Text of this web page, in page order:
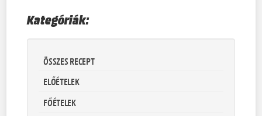
Kategóriák:
ÖSSZES RECEPT
ELŐÉTELEK
FŐÉTELEK